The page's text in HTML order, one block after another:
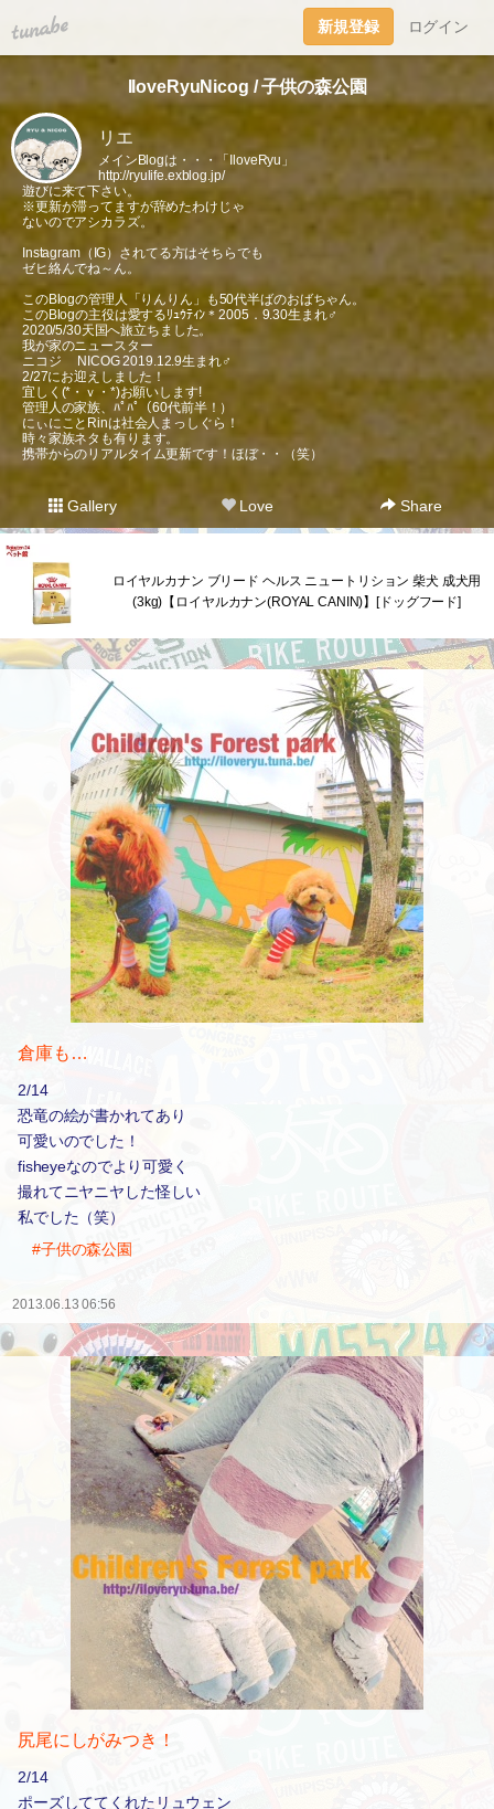
tuna.be 新規登録 ログイン
IloveRyuNicog / 子供の森公園
リエ
メインBlogは・・・「IloveRyu」
http://ryulife.exblog.jp/
遊びに来て下さい。
※更新が滞ってますが辞めたわけじゃ
ないのでアシカラズ。
Instagram（IG）されてる方はそちらでも
ゼヒ絡んでね～ん。
このBlogの管理人「りんりん」も50代半ばのおばちゃん。
このBlogの主役は愛するﾘｭｳﾃｨﾝ＊2005．9.30生まれ♂
2020/5/30天国へ旅立ちました。
我が家のニュースター
ニコジ NICOG 2019.12.9生まれ♂
2/27にお迎えしました！
宜しく(*・ｖ・*)お願いします!
管理人の家族、ﾊﾟﾊﾟ（60代前半！）
にぃにことRinは社会人まっしぐら！
時々家族ネタも有ります。
携帯からのリアルタイム更新です！ほぼ・・（笑）
Gallery Love Share
ロイヤルカナン ブリード ヘルス ニュートリション 柴犬 成犬用
(3kg)【ロイヤルカナン(ROYAL CANIN)】[ドッグフード]
倉庫も…
2/14
恐竜の絵が書かれてあり
可愛いのでした！
fisheyeなのでより可愛く
撮れてニヤニヤした怪しい
私でした（笑）
#子供の森公園
2013.06.13 06:56
尻尾にしがみつき！
2/14
ポーズしててくれたリュウェン